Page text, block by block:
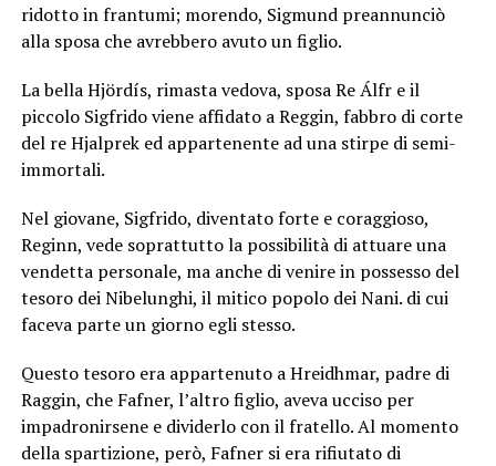
ridotto in frantumi; morendo, Sigmund preannunciò
alla sposa che avrebbero avuto un figlio.
La bella Hjördís, rimasta vedova, sposa Re Álfr e il
piccolo Sigfrido viene affidato a Reggin, fabbro di corte
del re Hjalprek ed appartenente ad una stirpe di semi-
immortali.
Nel giovane, Sigfrido, diventato forte e coraggioso,
Reginn, vede soprattutto la possibilità di attuare una
vendetta personale, ma anche di venire in possesso del
tesoro dei Nibelunghi, il mitico popolo dei Nani. di cui
faceva parte un giorno egli stesso.
Questo tesoro era appartenuto a Hreidhmar, padre di
Raggin, che Fafner, l’altro figlio, aveva ucciso per
impadronirsene e dividerlo con il fratello. Al momento
della spartizione, però, Fafner si era rifiutato di